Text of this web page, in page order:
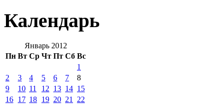
Календарь
Январь 2012
Пн Вт Ср Чт Пт Сб Вс
1
2
3 4 5 6 7
8
9
10 11 12 13 14 15
16 17 18 19 20 21
22